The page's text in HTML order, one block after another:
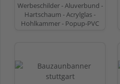
Werbeschilder - Aluverbund -
Hartschaum - Acrylglas -
Hohlkammer - Popup-PVC